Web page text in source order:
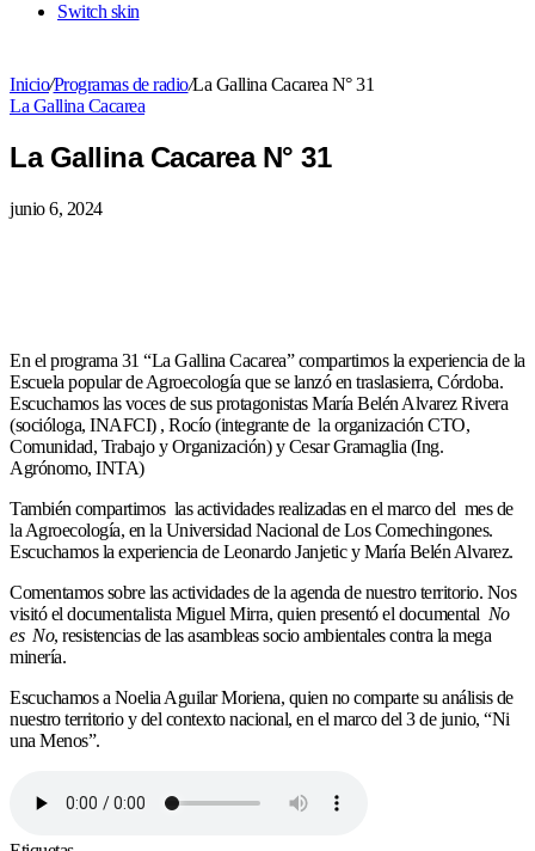
Switch skin
Inicio/Programas de radio/La Gallina Cacarea N° 31
La Gallina Cacarea
La Gallina Cacarea N° 31
junio 6, 2024
En el programa 31 “La Gallina Cacarea” compartimos la experiencia de la
Escuela popular de Agroecología que se lanzó en traslasierra, Córdoba.
Escuchamos las voces de sus protagonistas María Belén Alvarez Rivera
(socióloga, INAFCI) , Rocío (integrante de la organización CTO,
Comunidad, Trabajo y Organización) y Cesar Gramaglia (Ing.
Agrónomo, INTA)
También compartimos las actividades realizadas en el marco del mes de
la Agroecología, en la Universidad Nacional de Los Comechingones.
Escuchamos la experiencia de Leonardo Janjetic y María Belén Alvarez.
Comentamos sobre las actividades de la agenda de nuestro territorio. Nos
visitó el documentalista Miguel Mirra, quien presentó el documental No
es No, resistencias de las asambleas socio ambientales contra la mega
minería.
Escuchamos a Noelia Aguilar Moriena, quien no comparte su análisis de
nuestro territorio y del contexto nacional, en el marco del 3 de junio, “Ni
una Menos”.